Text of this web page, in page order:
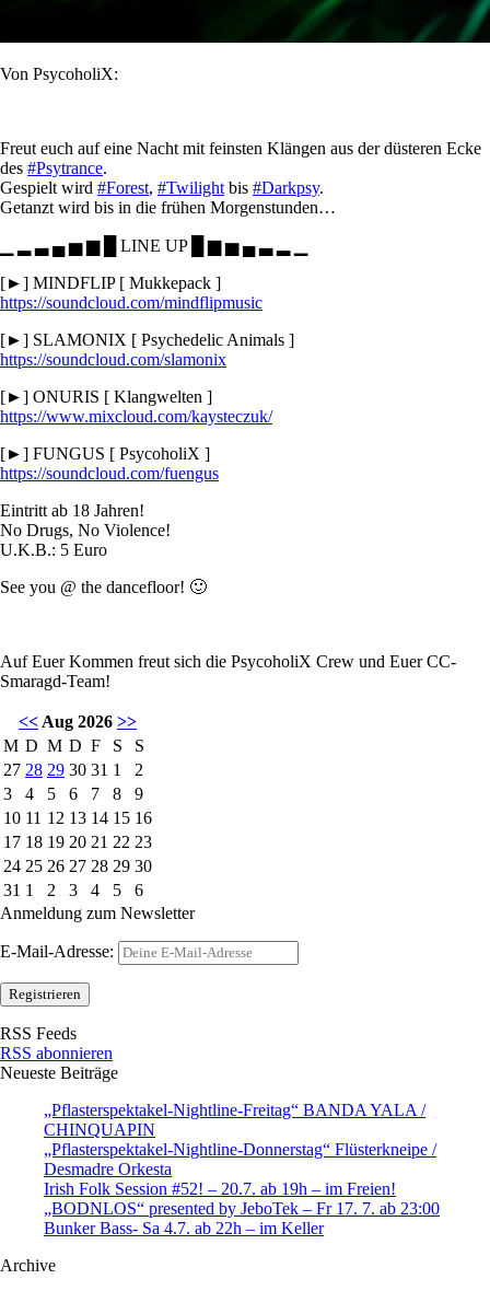
Von PsycoholiX:
Freut euch auf eine Nacht mit feinsten Klängen aus der düsteren Ecke
des #Psytrance.
Gespielt wird #Forest, #Twilight bis #Darkpsy.
Getanzt wird bis in die frühen Morgenstunden…
▁ ▂ ▃ ▄ ▅ ▆ █ LINE UP █ ▆ ▅ ▄ ▃ ▂ ▁
[►] MINDFLIP [ Mukkepack ]
https://soundcloud.com/mindflipmusic
[►] SLAMONIX [ Psychedelic Animals ]
https://soundcloud.com/slamonix
[►] ONURIS [ Klangwelten ]
https://www.mixcloud.com/kaysteczuk/
[►] FUNGUS [ PsycoholiX ]
https://soundcloud.com/fuengus
Eintritt ab 18 Jahren!
No Drugs, No Violence!
U.K.B.: 5 Euro
See you @ the dancefloor! 🙂
Auf Euer Kommen freut sich die PsycoholiX Crew und Euer CC-
Smaragd-Team!
<< Aug 2026 >>
M D M D F S
S
27 28 29 30 31 1
2
3
4 5 6 7 8
9
10 11 12 13 14 15 16
17 18 19 20 21 22 23
24 25 26 27 28 29 30
31 1 2 3 4 5
6
Anmeldung zum Newsletter
E-Mail-Adresse:
RSS Feeds
RSS abonnieren
Neueste Beiträge
„Pflasterspektakel-Nightline-Freitag“ BANDA YALA /
CHINQUAPIN
„Pflasterspektakel-Nightline-Donnerstag“ Flüsterkneipe /
Desmadre Orkesta
Irish Folk Session #52! – 20.7. ab 19h – im Freien!
„BODNLOS“ presented by JeboTek – Fr 17. 7. ab 23:00
Bunker Bass- Sa 4.7. ab 22h – im Keller
Archive